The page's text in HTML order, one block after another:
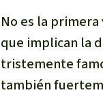
No es la
que implican la
tristemente
también